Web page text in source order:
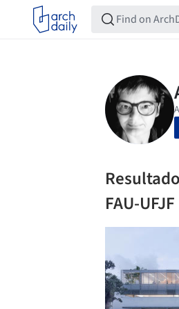
FAU-UFJF